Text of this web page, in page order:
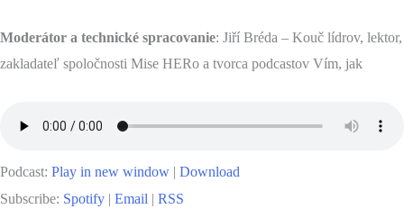
Moderátor a technické spracovanie: Jiří Bréda – Kouč lídrov, lektor,
zakladateľ spoločnosti Mise HERo a tvorca podcastov Vím, jak
Podcast: Play in new window | Download
Subscribe: Spotify | Email | RSS